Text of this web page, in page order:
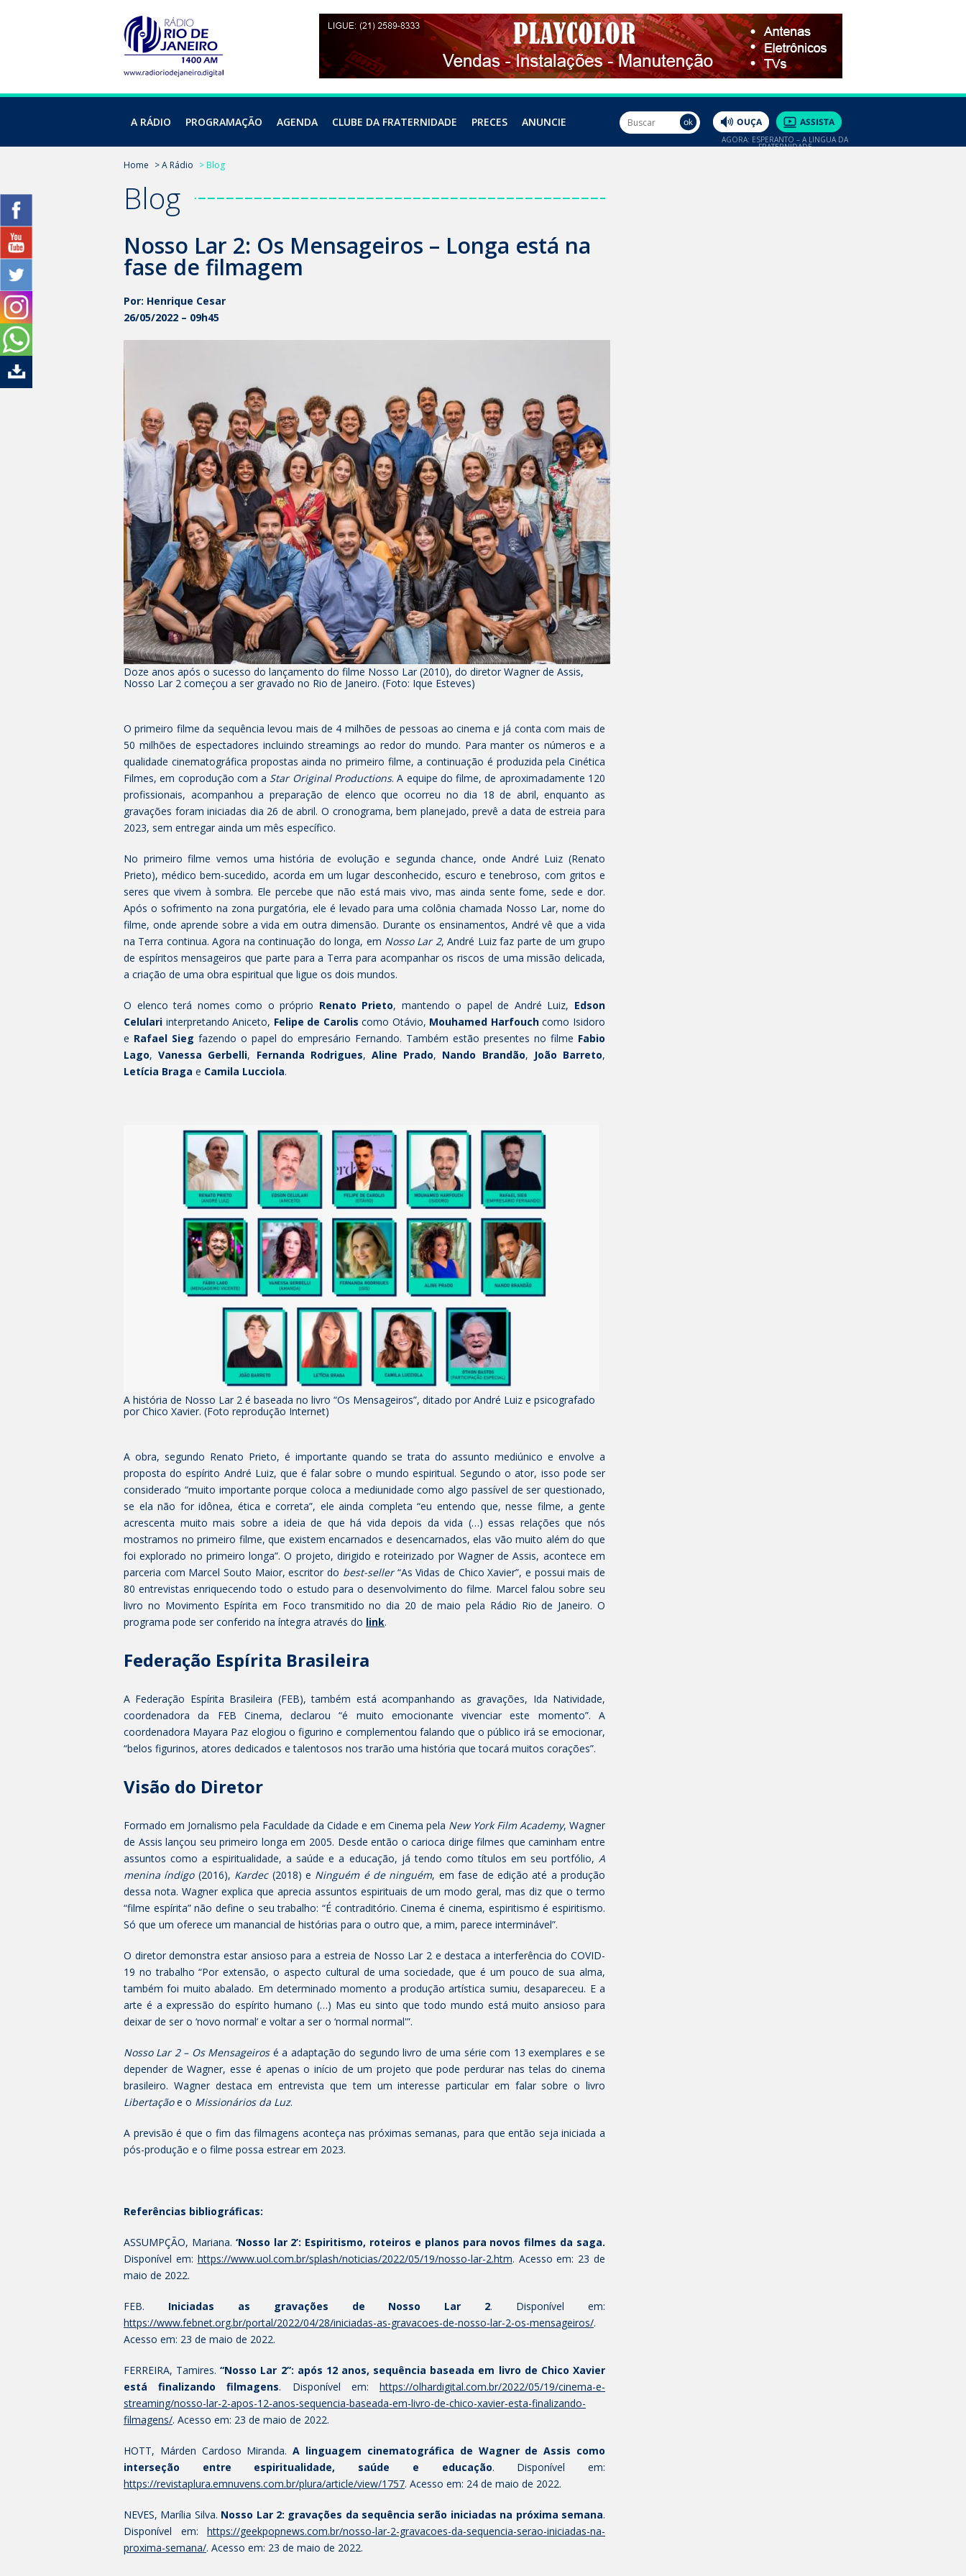
A RÁDIO PROGRAMAÇÃO AGENDA CLUBE DA FRATERNIDADE PRECES ANUNCIE
AGORA: ESPERANTO – A LÍNGUA DA
FRATERNIDADE
Home > A Rádio > Blog
Blog
Nosso Lar 2: Os Mensageiros – Longa está na
fase de filmagem
Por: Henrique Cesar
26/05/2022 – 09h45
Doze anos após o sucesso do lançamento do filme Nosso Lar (2010), do diretor Wagner de Assis,
Nosso Lar 2 começou a ser gravado no Rio de Janeiro. (Foto: Ique Esteves)
O primeiro filme da sequência levou mais de 4 milhões de pessoas ao cinema e já conta com mais de
50 milhões de espectadores incluindo streamings ao redor do mundo. Para manter os números e a
qualidade cinematográfica propostas ainda no primeiro filme, a continuação é produzida pela Cinética
Filmes, em coprodução com a Star Original Productions. A equipe do filme, de aproximadamente 120
profissionais, acompanhou a preparação de elenco que ocorreu no dia 18 de abril, enquanto as
gravações foram iniciadas dia 26 de abril. O cronograma, bem planejado, prevê a data de estreia para
2023, sem entregar ainda um mês específico.
No primeiro filme vemos uma história de evolução e segunda chance, onde André Luiz (Renato
Prieto), médico bem-sucedido, acorda em um lugar desconhecido, escuro e tenebroso, com gritos e
seres que vivem à sombra. Ele percebe que não está mais vivo, mas ainda sente fome, sede e dor.
Após o sofrimento na zona purgatória, ele é levado para uma colônia chamada Nosso Lar, nome do
filme, onde aprende sobre a vida em outra dimensão. Durante os ensinamentos, André vê que a vida
na Terra continua. Agora na continuação do longa, em Nosso Lar 2, André Luiz faz parte de um grupo
de espíritos mensageiros que parte para a Terra para acompanhar os riscos de uma missão delicada,
a criação de uma obra espiritual que ligue os dois mundos.
O elenco terá nomes como o próprio Renato Prieto, mantendo o papel de André Luiz, Edson
Celulari interpretando Aniceto, Felipe de Carolis como Otávio, Mouhamed Harfouchcomo Isidoro
e Rafael Sieg fazendo o papel do empresário Fernando. Também estão presentes no filme Fabio
Lago,Vanessa Gerbelli, Fernanda Rodrigues,Aline Prado, Nando Brandão, João Barreto,
Letícia Braga e Camila Lucciola.
A história de Nosso Lar 2 é baseada no livro “Os Mensageiros”, ditado por André Luiz e psicografado
por Chico Xavier. (Foto reprodução Internet)
A obra, segundo Renato Prieto, é importante quando se trata do assunto mediúnico e envolve a
proposta do espírito André Luiz, que é falar sobre o mundo espiritual. Segundo o ator, isso pode ser
considerado “muito importante porque coloca a mediunidade como algo passível de ser questionado,
se ela não for idônea, ética e correta”, ele ainda completa “eu entendo que, nesse filme, a gente
acrescenta muito mais sobre a ideia de que há vida depois da vida (…) essas relações que nós
mostramos no primeiro filme, que existem encarnados e desencarnados, elas vão muito além do que
foi explorado no primeiro longa”. O projeto, dirigido e roteirizado por Wagner de Assis, acontece em
parceria com Marcel Souto Maior, escritor do best-seller“As Vidas de Chico Xavier”, e possui mais de
80 entrevistas enriquecendo todo o estudo para o desenvolvimento do filme. Marcel falou sobre seu
livro no Movimento Espírita em Foco transmitido no dia 20 de maio pela Rádio Rio de Janeiro. O
programa pode ser conferido na íntegra através do link.
Federação Espírita Brasileira
A Federação Espírita Brasileira (FEB), também está acompanhando as gravações, Ida Natividade,
coordenadora da FEB Cinema, declarou “é muito emocionante vivenciar este momento”. A
coordenadora Mayara Paz elogiou o figurino e complementou falando que o público irá se emocionar,
“belos figurinos, atores dedicados e talentosos nos trarão uma história que tocará muitos corações”.
Visão do Diretor
Formado em Jornalismo pela Faculdade da Cidade e em Cinema pela New York Film Academy, Wagner
de Assis lançou seu primeiro longa em 2005. Desde então o carioca dirige filmes que caminham entre
assuntos como a espiritualidade, a saúde e a educação, já tendo como títulos em seu portfólio, A
menina índigo(2016), Kardec(2018) e Ninguém é de ninguém, em fase de edição até a produção
dessa nota. Wagner explica que aprecia assuntos espirituais de um modo geral, mas diz que o termo
“filme espírita” não define o seu trabalho: “É contraditório. Cinema é cinema, espiritismo é espiritismo.
Só que um oferece um manancial de histórias para o outro que, a mim, parece interminável”.
O diretor demonstra estar ansioso para a estreia de Nosso Lar 2 e destaca a interferência do COVID-
19 no trabalho “Por extensão, o aspecto cultural de uma sociedade, que é um pouco de sua alma,
também foi muito abalado. Em determinado momento a produção artística sumiu, desapareceu. E a
arte é a expressão do espírito humano (…) Mas eu sinto que todo mundo está muito ansioso para
deixar de ser o ‘novo normal’ e voltar a ser o ‘normal normal'”.
Nosso Lar 2 – Os Mensageirosé a adaptação do segundo livro de uma série com 13 exemplares e se
depender de Wagner, esse é apenas o início de um projeto que pode perdurar nas telas do cinema
brasileiro. Wagner destaca em entrevista que tem um interesse particular em falar sobre o livro
Libertaçãoe o Missionários da Luz.
A previsão é que o fim das filmagens aconteça nas próximas semanas, para que então seja iniciada a
pós-produção e o filme possa estrear em 2023.
Referências bibliográficas:
ASSUMPÇÃO, Mariana. ‘Nosso lar 2’: Espiritismo, roteiros e planos para novos filmes da saga.
Disponível em: https://www.uol.com.br/splash/noticias/2022/05/19/nosso-lar-2.htm. Acesso em: 23 de
maio de 2022.
FEB. Iniciadas as gravações de Nosso Lar 2. Disponível em:
https://www.febnet.org.br/portal/2022/04/28/iniciadas-as-gravacoes-de-nosso-lar-2-os-mensageiros/.
Acesso em: 23 de maio de 2022.
FERREIRA, Tamires.“Nosso Lar 2”: após 12 anos, sequência baseada em livro de Chico Xavier
está finalizando filmagens. Disponível em:https://olhardigital.com.br/2022/05/19/cinema-e-
streaming/nosso-lar-2-apos-12-anos-sequencia-baseada-em-livro-de-chico-xavier-esta-finalizando-
filmagens/. Acesso em: 23 de maio de 2022.
HOTT, Márden Cardoso Miranda.A linguagem cinematográfica de Wagner de Assis como
interseção entre espiritualidade, saúde e educação. Disponível em:
https://revistaplura.emnuvens.com.br/plura/article/view/1757. Acesso em: 24 de maio de 2022.
NEVES, Marília Silva. Nosso Lar 2: gravações da sequência serão iniciadas na próxima semana.
Disponível em: https://geekpopnews.com.br/nosso-lar-2-gravacoes-da-sequencia-serao-iniciadas-na-
proxima-semana/. Acesso em: 23 de maio de 2022.